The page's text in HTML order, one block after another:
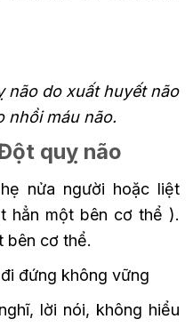
não do xuất huyết não
nhồi máu não.
quỵ não
nửa người hoặc liệt
hẳn một bên cơ thể ).
bên cơ thể.
đứng không vững
lời nói, không hiểu